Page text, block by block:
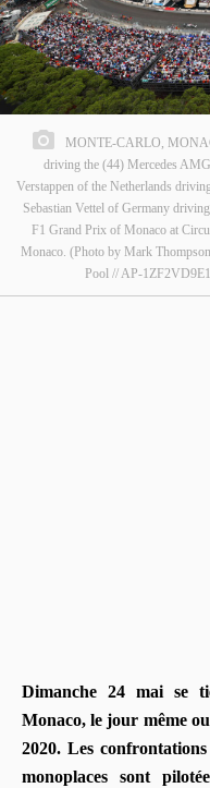
MONTE-CARLO,
driving the (44) Mercedes
Verstappen of the Netherlands
Sebastian Vettel of Germany
F1 Grand Prix of Monaco at
Monaco. (Photo by Mark
Pool // AP-
Dimanche 24 mai se
Monaco, le jour même
2020. Les
monoplaces sont